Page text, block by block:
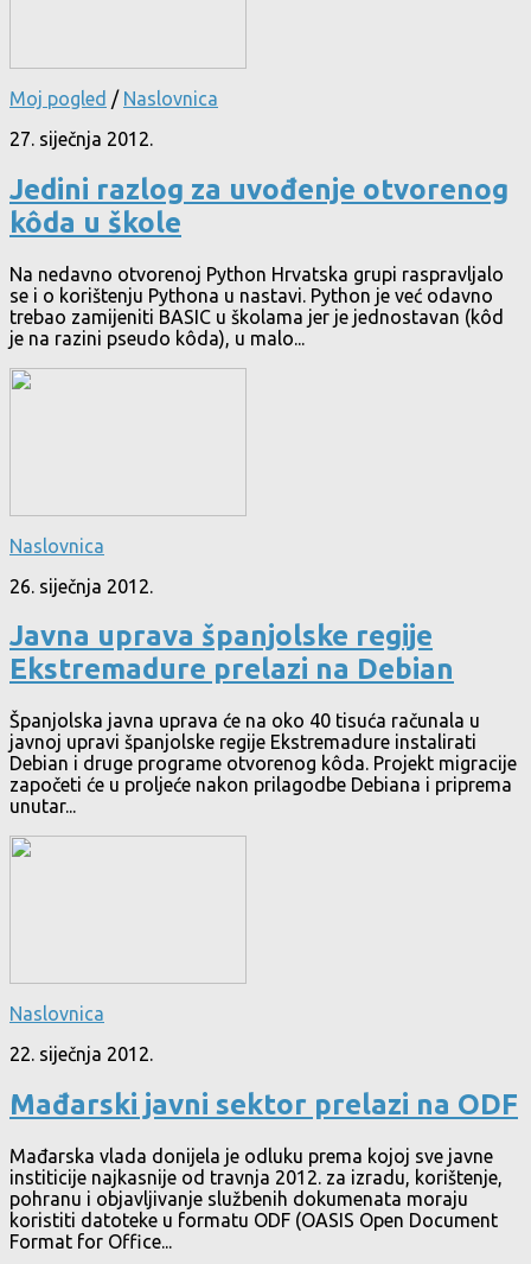
Moj pogled / Naslovnica
27. siječnja 2012.
Jedini razlog za uvođenje otvorenog
kôda u škole
Na nedavno otvorenoj Python Hrvatska grupi raspravljalo
se i o korištenju Pythona u nastavi. Python je već odavno
trebao zamijeniti BASIC u školama jer je jednostavan (kôd
je na razini pseudo kôda), u malo...
Naslovnica
26. siječnja 2012.
Javna uprava španjolske regije
Ekstremadure prelazi na Debian
Španjolska javna uprava će na oko 40 tisuća računala u
javnoj upravi španjolske regije Ekstremadure instalirati
Debian i druge programe otvorenog kôda. Projekt migracije
započeti će u proljeće nakon prilagodbe Debiana i priprema
unutar...
Naslovnica
22. siječnja 2012.
Mađarski javni sektor prelazi na ODF
Mađarska vlada donijela je odluku prema kojoj sve javne
institicije najkasnije od travnja 2012. za izradu, korištenje,
pohranu i objavljivanje službenih dokumenata moraju
koristiti datoteke u formatu ODF (OASIS Open Document
Format for Office...